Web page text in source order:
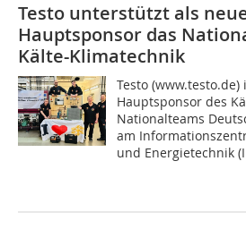
Testo unterstützt als
Hauptsponsor das
Kälte-Klimatechnik
Testo
Hauptsponsor des
Nationalteams
am
und Energietechnik